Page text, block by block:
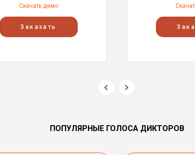
Скачать демо
Заказать
ПОПУЛЯРНЫЕ ГОЛОСА ДИКТОРОВ